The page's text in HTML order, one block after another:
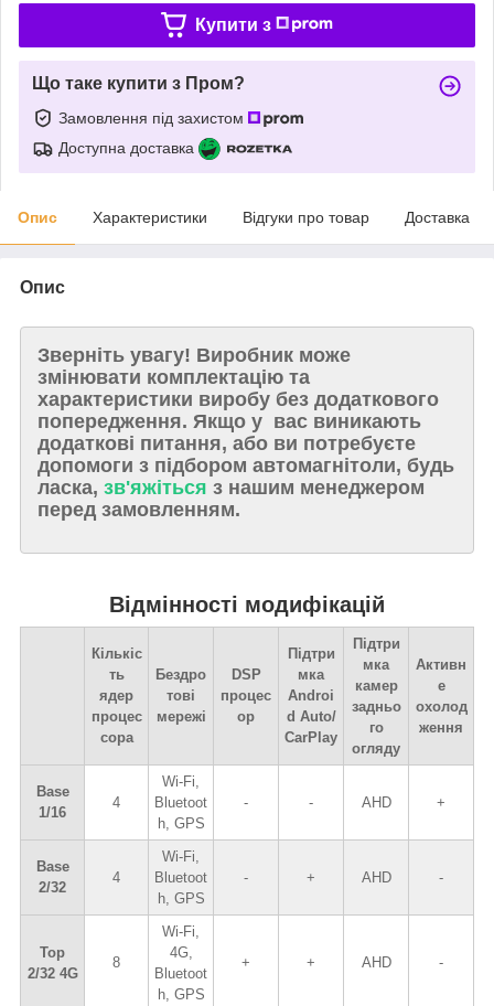
Купити з
Що таке купити з Пром?
Замовлення під захистом
Доступна доставка
Опис Характеристики Відгуки про товар Доставка
Опис
Зверніть увагу! Виробник може
змінювати комплектацію та
характеристики виробу без додаткового
попередження. Якщо у вас виникають
додаткові питання, або ви потребуєте
допомоги з підбором автомагнітоли, будь
ласка, зв'яжіться з нашим менеджером
перед замовленням.
Відмінності модифікацій
Кількіс
ть
ядер
процес
сора
Бездро
тові
мережі
DSP
процес
ор
Підтри
мка
Androi
d Auto/
CarPlay
Підтри
мка
камер
задньо
го
огляду
Активн
е
охолод
ження
Base
1/16
4
Wi-Fi,
Bluetoot
h, GPS
- - AHD +
Base
2/32
4
Wi-Fi,
Bluetoot
h, GPS
- + AHD -
Top
2/32 4G
8
Wi-Fi,
4G,
Bluetoot
h, GPS
+ + AHD -